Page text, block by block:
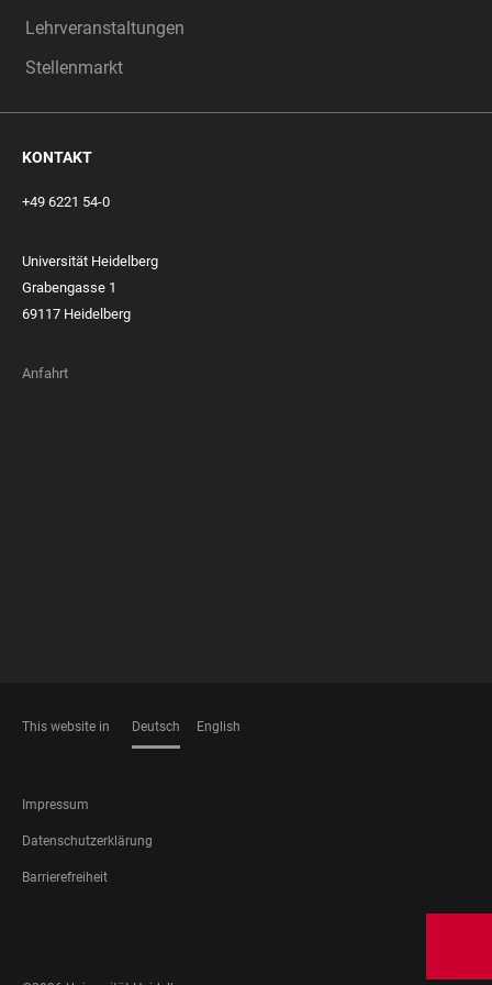
Lehrveranstaltungen
Stellenmarkt
KONTAKT
+49 6221 54-0
Universität Heidelberg
Grabengasse 1
69117 Heidelberg
Anfahrt
This website in Deutsch English
FOOTER
LEGAL
Impressum
Datenschutzerklärung
Barrierefreiheit